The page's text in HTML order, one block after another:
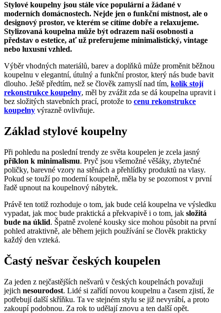
Stylové koupelny jsou stále více populární a žádané v
moderních domácnostech. Nejde jen o funkční místnost, ale o
designový prostor, ve kterém se cítíme dobře a relaxujeme.
Stylizovaná koupelna může být odrazem naší osobnosti a
představ o estetice, ať už preferujeme minimalistický, vintage
nebo luxusní vzhled.
Výběr vhodných materiálů, barev a doplňků může proměnit běžnou
koupelnu v elegantní, útulný a funkční prostor, který nás bude bavit
dlouho. Ještě předtím, než se člověk zamyslí nad tím, kolik stojí
rekonstrukce koupelny, měl by zvážit zda se dá koupelna upravit i
bez složitých stavebních prací, protože to cenu rekonstrukce
koupelny výrazně ovlivňuje.
Základ stylové koupelny
Při pohledu na poslední trendy ze světa koupelen je zcela jasný
příklon k minimalismu. Pryč jsou všemožné věšáky, zbytečné
poličky, barevné vzory na stěnách a přehlídky produktů na vlasy.
Pokud se touží po moderní koupelně, měla by se pozornost v první
řadě upnout na koupelnový nábytek.
Právě ten totiž rozhoduje o tom, jak bude celá koupelna ve výsledku
vypadat, jak moc bude praktická a překvapivě i o tom, jak složitá
bude na úklid. Špatně zvolené kousky sice mohou působit na první
pohled atraktivně, ale během jejich používání se člověk prakticky
každý den vzteká.
Častý nešvar českých koupelen
Za jeden z nejčastějších nešvarů v českých koupelnách považuji
jejich nesourodost. Lidé si zařídí novou koupelnu a časem zjistí, že
potřebují další skříňku. Ta ve stejném stylu se již nevyrábí, a proto
zakoupí podobnou. Za rok to udělají znovu a ten další opět.